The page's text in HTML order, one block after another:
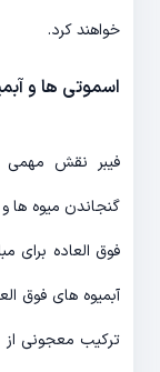
خواهند کرد.
اسموتی ها و
فیبر نقش مهمی
گنجاندن میوه ها
فوق العاده برای
آبمیوه های فوق
ترکیب معجونی از